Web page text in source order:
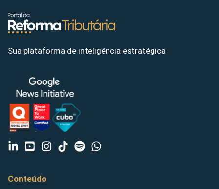
Sua plataforma de inteligência estratégica
Conteúdo